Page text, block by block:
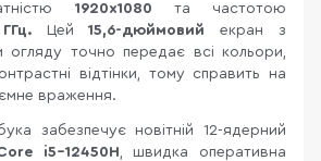
1920х1080 та частотою
Цей15,6-дюймовий екран з
огляду точно передає всі кольори,
відтінки, тому справить на
враження.
забезпечує новітній 12-ядерний
i5-12450H, швидка оперативна